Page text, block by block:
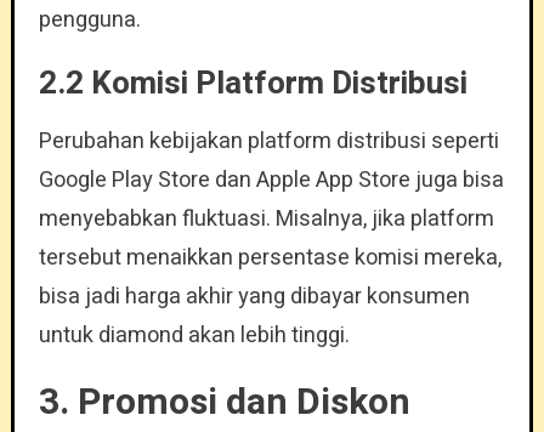
pengguna.
2.2 Komisi Platform Distribusi
Perubahan kebijakan platform distribusi seperti
Google Play Store dan Apple App Store juga bisa
menyebabkan fluktuasi. Misalnya, jika platform
tersebut menaikkan persentase komisi mereka,
bisa jadi harga akhir yang dibayar konsumen
untuk diamond akan lebih tinggi.
3. Promosi dan Diskon